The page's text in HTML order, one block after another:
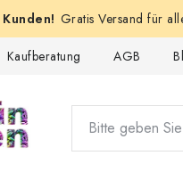
Gratis Versand für
Kaufberatung AGB